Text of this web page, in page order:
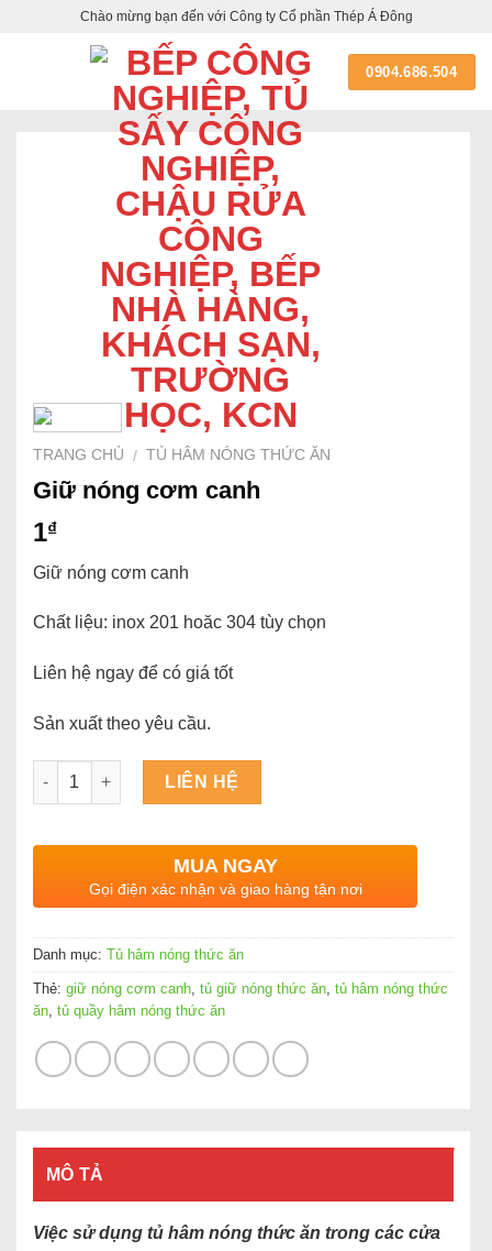
Chào mừng bạn đến với Công ty Cổ phần Thép Á Đông
0904.686.504
TRANG CHỦ / TỦ HÂM NÓNG THỨC ĂN
Giữ nóng cơm canh
1₫
Giữ nóng cơm canh
Chất liệu: inox 201 hoăc 304 tùy chọn
Liên hệ ngay để có giá tốt
Sản xuất theo yêu cầu.
Số lượng
LIÊN HỆ
MUA NGAY
Gọi điện xác nhận và giao hàng tận nơi
Danh mục: Tủ hâm nóng thức ăn
Thẻ: giữ nóng cơm canh tủ giữ nóng thức ăn tủ hâm nóng thức
ăn tủ quầy hâm nóng thức ăn
MÔ TẢ
Việc sử dụng tủ hâm nóng thức ăn trong các cửa